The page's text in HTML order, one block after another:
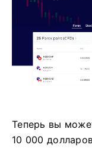
Теперь вы
10 000